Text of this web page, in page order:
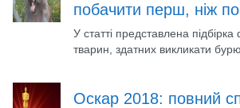
побачити перш, ніж
У статті представлена підбірка
тварин, здатних викликати
Оскар 2018: повний